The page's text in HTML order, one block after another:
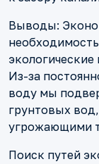
Выводы:
Из-за
воду мы
грунтовых
угрожающими
Поиск путей